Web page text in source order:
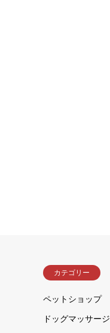
カテゴリー
ペットショップ
ドッグマッサージ